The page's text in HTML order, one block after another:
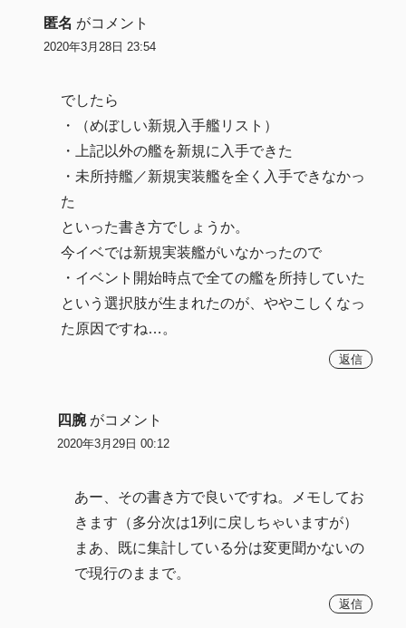
匿名 がコメント
2020年3月28日 23:54
でしたら
・（めぼしい新規入手艦リスト）
・上記以外の艦を新規に入手できた
・未所持艦／新規実装艦を全く入手できなかっ
た
といった書き方でしょうか。
今イベでは新規実装艦がいなかったので
・イベント開始時点で全ての艦を所持していた
という選択肢が生まれたのが、ややこしくなっ
た原因ですね…。
返信
四腕 がコメント
2020年3月29日 00:12
あー、その書き方で良いですね。メモしてお
きます（多分次は1列に戻しちゃいますが）
まあ、既に集計している分は変更聞かないの
で現行のままで。
返信